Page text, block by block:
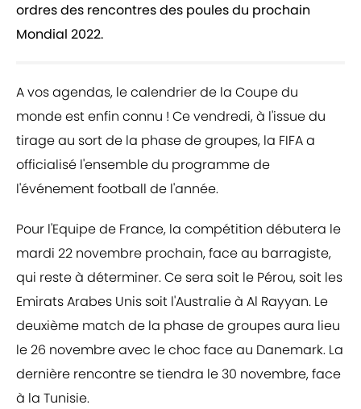
ordres des rencontres des poules du prochain
Mondial 2022.
A vos agendas, le calendrier de la Coupe du
monde est enfin connu ! Ce vendredi, à l'issue du
tirage au sort de la phase de groupes, la FIFA a
officialisé l'ensemble du programme de
l'événement football de l'année.
Pour l'Equipe de France, la compétition débutera le
mardi 22 novembre prochain, face au barragiste,
qui reste à déterminer. Ce sera soit le Pérou, soit les
Emirats Arabes Unis soit l'Australie à Al Rayyan. Le
deuxième match de la phase de groupes aura lieu
le 26 novembre avec le choc face au Danemark. La
dernière rencontre se tiendra le 30 novembre, face
à la Tunisie.